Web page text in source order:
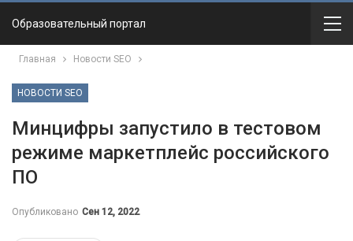
Образовательный портал
Главная Новости SEO
НОВОСТИ SEO
Минцифры запустило в тестовом
режиме маркетплейс российского
ПО
Опубликовано Сен 12, 2022